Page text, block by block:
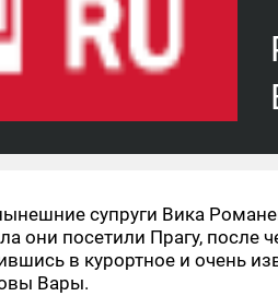
супруги Вика
они посетили Прагу, после
в курортное и очень
Вары.